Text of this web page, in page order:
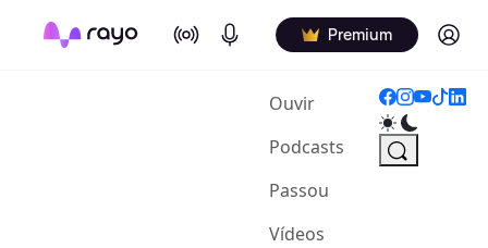
On Air Podcasts Premium Log in
Ouvir(current)
Podcasts
Passou
Vídeos